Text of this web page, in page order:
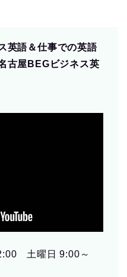
英語＆仕事での英語
古屋BEGビジネス英
土曜日 9:00～